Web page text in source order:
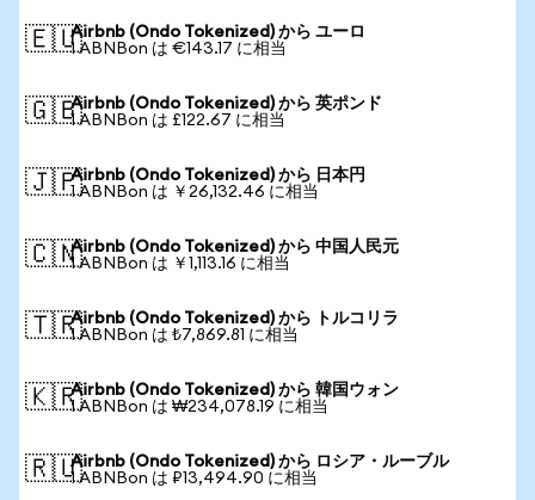
🇪🇺Airbnb (Ondo Tokenized) から ユーロ
1 ABNBon は €143.17 に相当
🇬🇧Airbnb (Ondo Tokenized) から 英ポンド
1 ABNBon は £122.67 に相当
🇯🇵Airbnb (Ondo Tokenized) から 日本円
1 ABNBon は ￥26,132.46 に相当
🇨🇳Airbnb (Ondo Tokenized) から 中国人民元
1 ABNBon は ￥1,113.16 に相当
🇹🇷Airbnb (Ondo Tokenized) から トルコリラ
1 ABNBon は ₺7,869.81 に相当
🇰🇷Airbnb (Ondo Tokenized) から 韓国ウォン
1 ABNBon は ₩234,078.19 に相当
🇷🇺Airbnb (Ondo Tokenized) から ロシア・ルーブル
1 ABNBon は ₽13,494.90 に相当